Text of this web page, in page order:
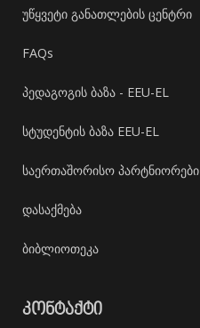
უწყვეტი განათლების ცენტრი
FAQs
პედაგოგის ბაზა - EEU-EL
სტუდენტის ბაზა EEU-EL
საერთაშორისო პარტნიორები
დასაქმება
ბიბლიოთეკა
ᲙᲝᲜᲢᲐᲥᲢᲘ